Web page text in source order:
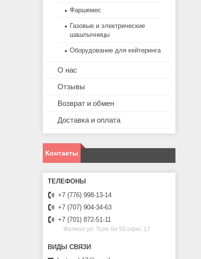
Фаршемес
Газовые и электрические
шашлычницы
Оборудование для кейтеринга
О нас
Отзывы
Возврат и обмен
Доставка и оплата
Контакты
+7 (776) 998-13-14
+7 (707) 904-34-63
+7 (701) 872-51-11
Филиал ул. Толе би 50 офис 17